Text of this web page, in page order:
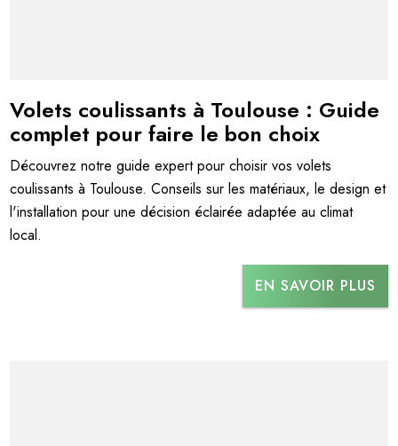
Volets coulissants à Toulouse : Guide
complet pour faire le bon choix
Découvrez notre guide expert pour choisir vos volets
coulissants à Toulouse. Conseils sur les matériaux, le design et
l'installation pour une décision éclairée adaptée au climat
local.
EN SAVOIR PLUS